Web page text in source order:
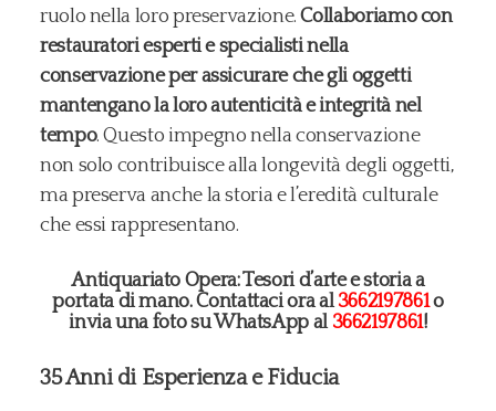
ruolo nella loro preservazione.Collaboriamo con
restauratori esperti e specialisti nella
conservazione per assicurare che gli oggetti
mantengano la loro autenticità e integrità nel
tempo. Questo impegno nella conservazione
non solo contribuisce alla longevità degli oggetti,
ma preserva anche la storia e l’eredità culturale
che essi rappresentano.
Antiquariato Opera: Tesori d’arte e storia a
portata di mano. Contattaci ora al3662197861o
invia una foto su WhatsApp al 3662197861!
35 Anni di Esperienza e Fiducia